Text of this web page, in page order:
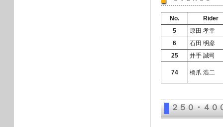
No. Rider
5 原田 孝幸
6 石田 明彦
25 井手 誠司
74 橋爪 浩二
２５０・４０